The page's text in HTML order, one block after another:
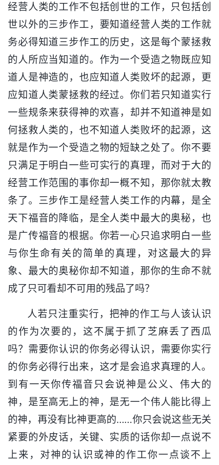
经营人类的工作不包括创世的工作，只包括创
世以外的三步作工，要知道经营人类的工作就
务必得知道三步作工的历史，这是每个蒙拯救
的人所应当知道的。作为一个受造之物既应知
道人是神造的，也应知道人类败坏的起源，更
应知道人类蒙拯救的经过。你们若只知道实行
一些规条来获得神的欢喜，却并不知道神是如
何拯救人类的，也不知道人类败坏的起源，这
就是作为一个受造之物的短缺之处了。你不要
只满足于明白一些可实行的真理，而对于大的
经营工作范围的事你却一概不知，那你就太教
条了。三步作工是经营人类工作的内幕，是全
天下福音的降临，是全人类中最大的奥秘，也
是广传福音的根据。你若一心只追求明白一些
与你生命有关的简单的真理，对这最大的异
象、最大的奥秘你却不知道，那你的生命不就
成了只可看却不可用的残品了吗？
人若只注重实行，把神的作工与人该认识
的作为次要的，这不属于抓了芝麻丢了西瓜
吗？需要你认识的你务必得认识，需要你实行
的你务必得行出来，这才是会追求真理的人。
到有一天你传福音只会说神是公义、伟大的
神，是至高无上的神，是无一个伟人能比得上
的神，再没有比神更高的……你只会说这些无关
紧要的外皮话，关键、实质的话你却一点说不
上来，对神的认识或神的作工你一点谈不上